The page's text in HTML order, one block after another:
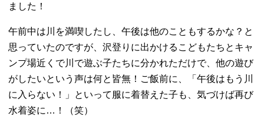
ました！
午前中は川を満喫したし、午後は他のこともするかな？と
思っていたのですが、沢登りに出かけるこどもたちとキャ
ンプ場近くで川で遊ぶ子たちに分かれただけで、他の遊び
がしたいという声は何と皆無！ご飯前に、「午後はもう川
に入らない！」といって服に着替えた子も、気づけば再び
水着姿に…！（笑）